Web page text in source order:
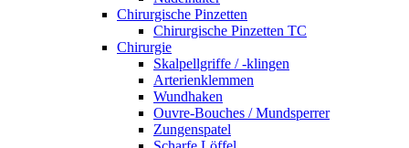
Chirurgische Pinzetten
Chirurgische Pinzetten TC
Chirurgie
Skalpellgriffe / -klingen
Arterienklemmen
Wundhaken
Ouvre-Bouches / Mundsperrer
Zungenspatel